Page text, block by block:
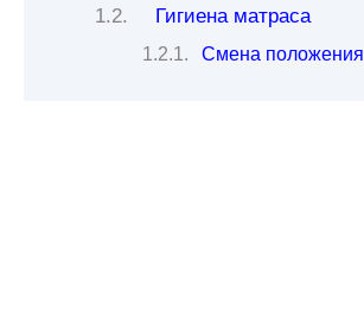
Гигиена матраса
Смена положения